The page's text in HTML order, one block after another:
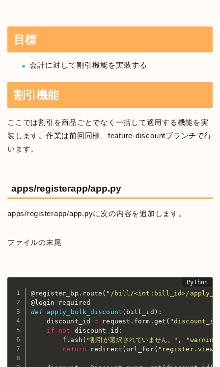
目標
会計に対して割引機能を実装する
割引機能
ここでは割引を商品ごとでなく一括して適用する機能を実
装します。作業は前回同様、feature-discountブランチで行
います。
apps/registerapp/app.py
apps/registerapp/app.pyに次の内容を追加します。
ファイルの末尾
@register_bp . route ( "/bill/<int:bill_id>/
def
apply_bulk_discount ( bill_id ) :
    discount_id
= request . form . get (
if
not discount_id :
        flash
( "割引が選択されていません。" ,
return redirect ( url_for(